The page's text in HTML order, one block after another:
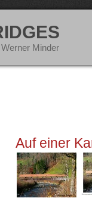
Minder
Auf einer